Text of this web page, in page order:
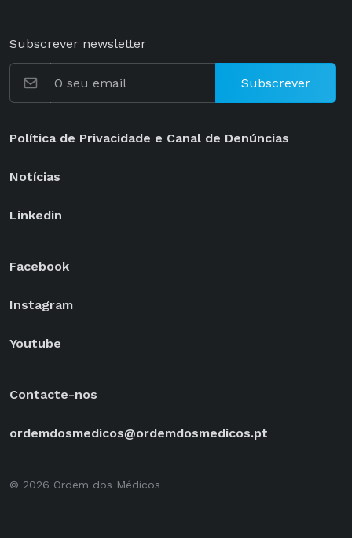
Subscrever newsletter
Subscrever
Política de Privacidade e Canal de Denúncias
Notícias
Linkedin
Facebook
Instagram
Youtube
Contacte-nos
ordemdosmedicos@ordemdosmedicos.pt
© 2026 Ordem dos Médicos